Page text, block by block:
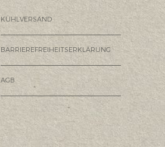
KÜHLVERSAND
BARRIEREFREIHEITSERKLÄRUNG
AGB